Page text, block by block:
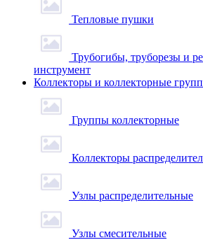
Тепловые пушки
Трубогибы, труборезы и
инструмент
Коллекторы и коллекторные
Группы коллекторные
Коллекторы
Узлы распределительные
Узлы смесительные